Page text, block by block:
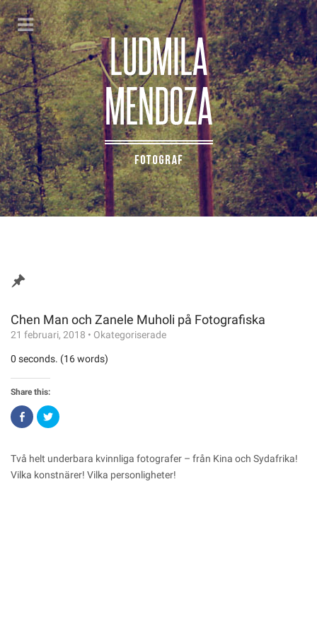
Chen Man och Zanele Muholi på Fotografiska
21 februari, 2018 • Okategoriserade
0 seconds. (16 words)
Share this:
Click
to
share
(Opens
in
new
Click
to
(Opens
in
new
Två helt underbara kvinnliga fotografer – från Kina och Sydafrika!
Vilka konstnärer! Vilka personligheter!